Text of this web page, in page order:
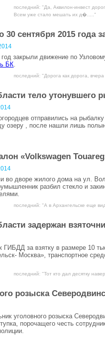
последний: "Да, Аквилон-инвест
Всем уже стало мешать их д�....."
30 сентября 2015 года
закрыли движение по
БК.
последний: "Дорога как дорога,
тело
отправились на
озеру , после нашли лишь
«Volkswagen
во дворе жилого дома на ул.
разбил стекло и
последний: "А в Архангельске еще
задержан
ГИБДД за взятку в размере 10
Москва», транспортное
последний: "Тот кто дал десятку
розыска
уголовного розыска
порочащего честь